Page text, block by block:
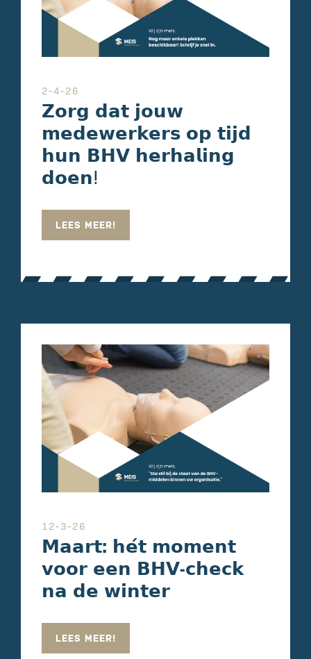
2-4-26
𝗭𝗼𝗿𝗴 𝗱𝗮𝘁 𝗷𝗼𝘂𝘄
𝗺𝗲𝗱𝗲𝘄𝗲𝗿𝗸𝗲𝗿𝘀 𝗼𝗽 𝘁𝗶𝗷𝗱
𝗵𝘂𝗻 𝗕𝗛𝗩 𝗵𝗲𝗿𝗵𝗮𝗹𝗶𝗻𝗴
𝗱𝗼𝗲𝗻ⵑ
LEES MEER!
12-3-26
𝗠𝗮𝗮𝗿𝘁: 𝗵𝗲́𝘁 𝗺𝗼𝗺𝗲𝗻𝘁
𝘃𝗼𝗼𝗿 𝗲𝗲𝗻 𝗕𝗛𝗩-𝗰𝗵𝗲𝗰𝗸
𝗻𝗮 𝗱𝗲 𝘄𝗶𝗻𝘁𝗲𝗿
LEES MEER!